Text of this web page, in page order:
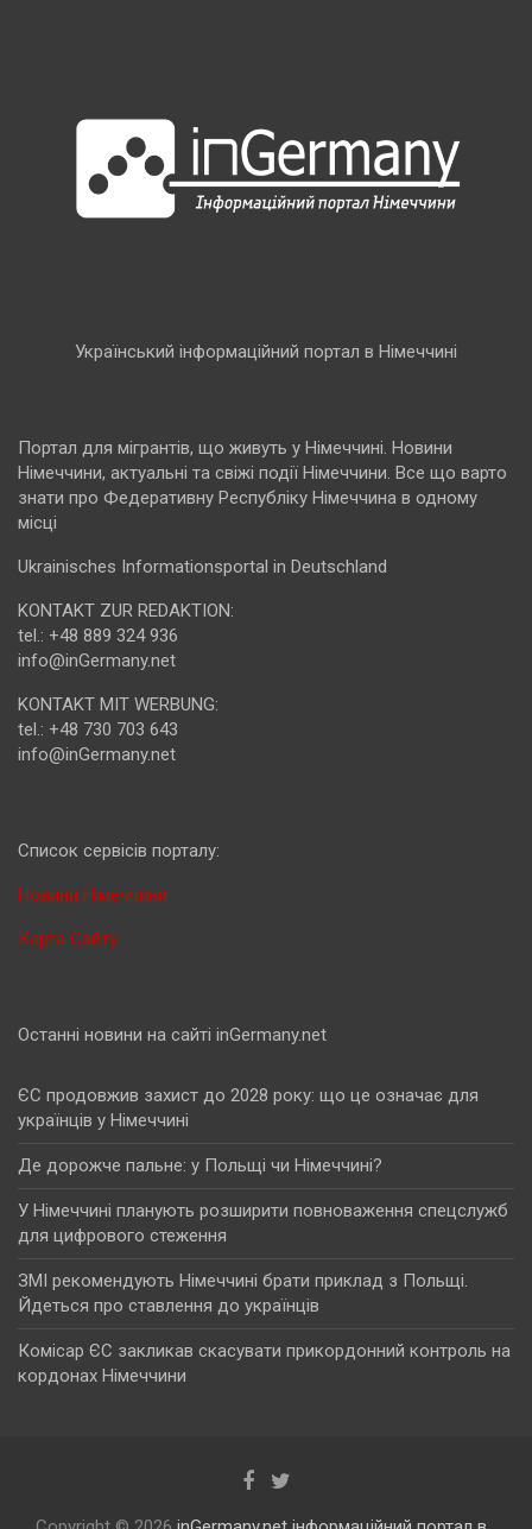
Український інформаційний портал в Німеччині
Портал для мігрантів, що живуть у Німеччині. Новини
Німеччини, актуальні та свіжі події Німеччини. Все що варто
знати про Федеративну Республіку Німеччина в одному
місці
Ukrainisches Informationsportal in Deutschland
KONTAKT ZUR REDAKTION:
tel.: +48 889 324 936
info@inGermany.net
KONTAKT MIT WERBUNG:
tel.: +48 730 703 643
info@inGermany.net
Cписок сервісів порталу:
Новини Німеччини
Карта Сайту
Останні новини на сайті inGermany.net
ЄС продовжив захист до 2028 року: що це означає для
українців у Німеччині
Де дорожче пальне: у Польщі чи Німеччині?
У Німеччині планують розширити повноваження спецслужб
для цифрового стеження
ЗМІ рекомендують Німеччині брати приклад з Польщі.
Йдеться про ставлення до українців
Комісар ЄС закликав скасувати прикордонний контроль на
кордонах Німеччини